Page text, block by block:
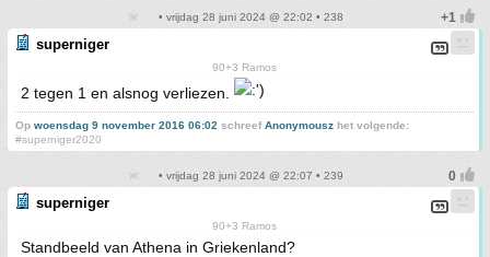
• vrijdag 28 juni 2024 @ 22:02 • 238
superniger
90+3 Ramos
2 tegen 1 en alsnog verliezen.
Op woensdag 9 november 2016 06:02 schreefAnonymousz het volgende:
#superniger2020
• vrijdag 28 juni 2024 @ 22:07 • 239
superniger
90+3 Ramos
Standbeeld van Athena in Griekenland?